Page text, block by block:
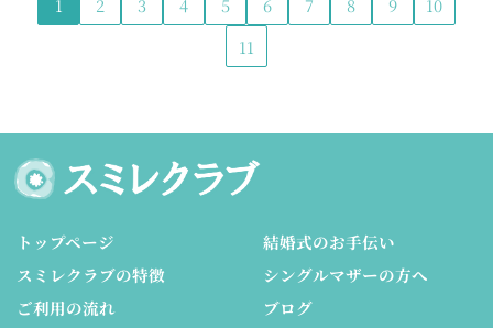
1 2 3 4 5 6 7 8 9
10
11
トップページ
スミレクラブの特徴
ご利用の流れ
結婚式のお手伝い
シングルマザーの方へ
ブログ